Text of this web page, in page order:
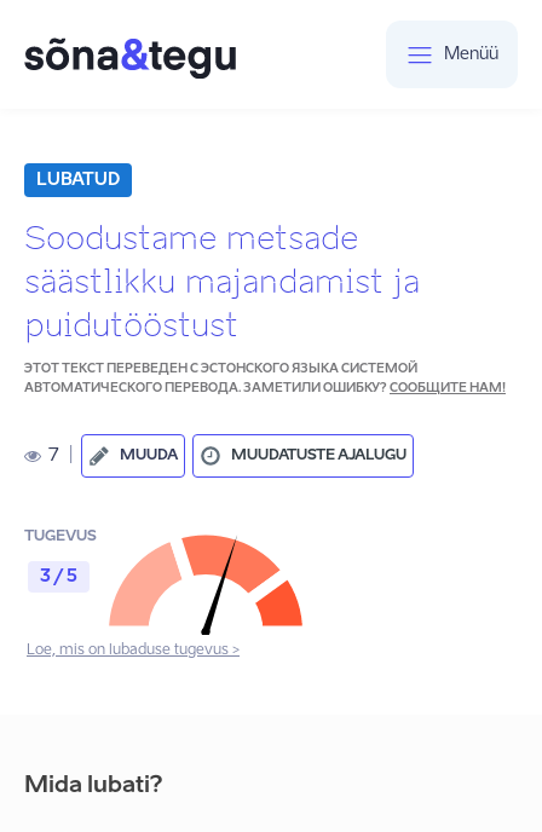
Menüü
LUBATUD
Soodustame metsade
säästlikku majandamist ja
puidutööstust
ЭТОТ ТЕКСТ ПЕРЕВЕДЕН С ЭСТОНСКОГО ЯЗЫКА СИСТЕМОЙ
АВТОМАТИЧЕСКОГО ПЕРЕВОДА. ЗАМЕТИЛИ ОШИБКУ? СООБЩИТЕ НАМ!
7 MUUDA MUUDATUSTE AJALUGU
TUGEVUS
3 / 5
Loe, mis on lubaduse tugevus >
Mida lubati?